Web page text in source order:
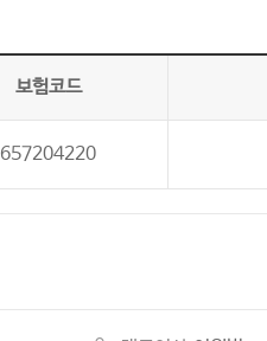
보험코드
657204220